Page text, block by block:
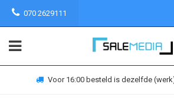
070 2629111
Voor 16:00 besteld is dezelfde